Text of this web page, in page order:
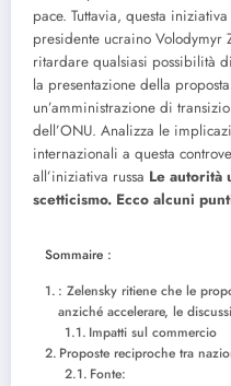
pace. Tuttavia, questa
presidente ucraino Volodymyr
ritardare qualsiasi possibilità
la presentazione della
un’amministrazione di
dell’ONU. Analizza le
internazionali a questa
all’iniziativa russa Le autorità
scetticismo. Ecco alcuni
Sommaire :
: Zelensky ritiene che le
anziché accelerare, le
Impatti sul commercio
Proposte reciproche tra
Fonte: